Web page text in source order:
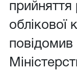
прийняття
облікової
повідомив